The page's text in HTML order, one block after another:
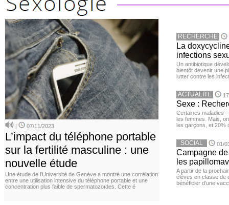
| 07/11/2023
L’impact du téléphone portable
sur la fertilité masculine : une
nouvelle étude
Une étude de l’Université de Genève a montré une corrélation
entre une utilisation intensive du téléphone portable et une
concentration plus faible de spermatozoïdes. Cette é
RECHERCHE
La
infections
Un antibiotique
bientôt devenir une
lutter contre les
ACTUALITE
Sexe :
Certaines maladies
les femmes. Mais,
les garçons, et 20%
SOCIAL 01/
Campagne
les
A partir de la
élèves en classe de
bénéficier d'une